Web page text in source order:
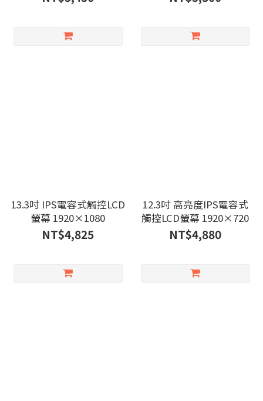
13.3吋 IPS電容式觸控LCD
螢幕 1920×1080
NT$4,825
12.3吋 高亮度IPS電容式
觸控LCD螢幕 1920×720
NT$4,880